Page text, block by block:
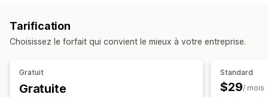
Connexion Page du panier
Éditeur avec fonction de glisser-déposer
Collections
Prévisualisation en temps réel
Synchronisation en temps réel
Tarification
Choisissez le forfait qui convient le mieux à votre entreprise.
Gratuit
Gratuite
Standard
$29/ mois